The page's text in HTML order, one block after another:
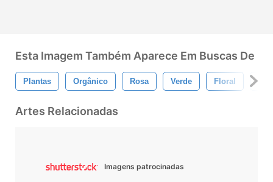
Esta Imagem Também Aparece Em Buscas De
Plantas Orgânico Rosa Verde Floral
Artes Relacionadas
Imagens patrocinadas